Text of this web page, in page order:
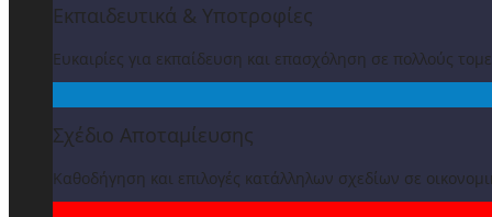
Εκπαιδευτικά & Υποτροφίες
Ευκαιρίες για εκπαίδευση και επασχόληση σε πολλούς
Σχέδιο Αποταμίευσης
Καθοδήγηση και επιλογές κατάλληλων σχεδίων σε